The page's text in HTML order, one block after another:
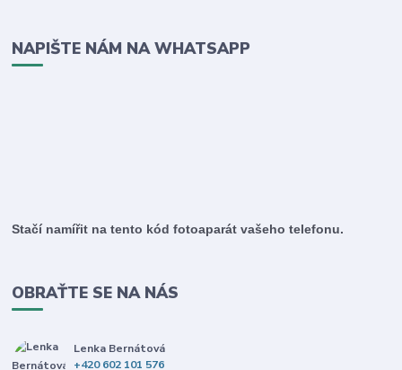
NAPIŠTE NÁM NA WHATSAPP
Stačí namířit na tento kód fotoaparát vašeho telefonu.
OBRAŤTE SE NA NÁS
Lenka Bernátová
+420 602 101 576